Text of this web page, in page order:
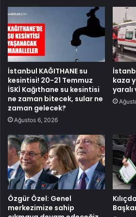
İstanbul KAĞITHANE su
kesintisi! 20-21 Temmuz
İSKİ Kağıthane su kesintisi
ne zaman bitecek, sular ne
zaman gelecek?
Ağustos 6, 2026
kaza
yaralı
Özgür Özel: Genel
merkezimize sahip